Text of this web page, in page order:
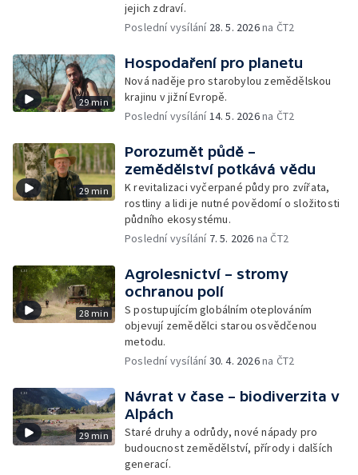
jejich zdraví.
Poslední vysílání 28. 5. 2026na ČT2
29 min
Hospodaření pro planetu
Nová naděje pro starobylou zemědělskou
krajinu v jižní Evropě.
Poslední vysílání14. 5. 2026na ČT2
29 min
Porozumět půdě –
zemědělství potkává vědu
K revitalizaci vyčerpané půdy pro zvířata,
rostliny a lidi je nutné povědomí o složitosti
půdního ekosystému.
Poslední vysílání 7. 5. 2026 na ČT2
28 min
Agrolesnictví – stromy
ochranou polí
S postupujícím globálním oteplováním
objevují zemědělci starou osvědčenou
metodu.
Poslední vysílání30. 4. 2026na ČT2
29 min
Návrat v čase – biodiverzita v
Alpách
Staré druhy a odrůdy, nové nápady pro
budoucnost zemědělství, přírody i dalších
generací.